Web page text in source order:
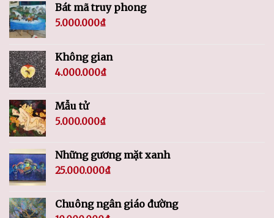
Bát mã truy phong
5.000.000₫
Không gian
4.000.000₫
Mẫu tử
5.000.000₫
Những gương mặt xanh
25.000.000₫
Chuông ngân giáo đường